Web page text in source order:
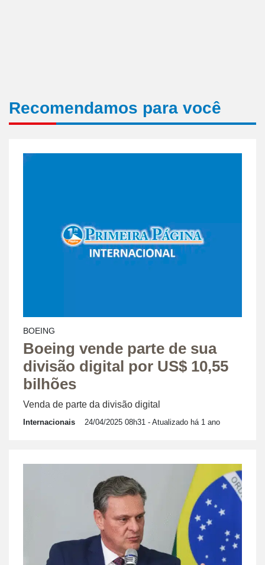
Recomendamos para você
BOEING
Boeing vende parte de sua
divisão digital por US$ 10,55
bilhões
Venda de parte da divisão digital
Internacionais 24/04/2025 08h31 - Atualizado há 1 ano